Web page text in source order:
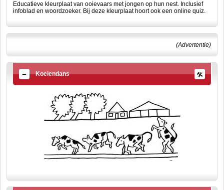
Educatieve kleurplaat van ooievaars met jongen op hun nest. Inclusief
infoblad en woordzoeker. Bij deze kleurplaat hoort ook een online quiz.
(Advertentie)
Koeiendans